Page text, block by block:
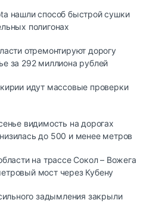
нашли способ быстрой сушки
полигонах
отремонтируют дорогу
за 292 миллиона рублей
идут массовые проверки
видимость на дорогах
до 500 и менее метров
на трассе Сокол – Вожега
мост через Кубену
задымления закрыли